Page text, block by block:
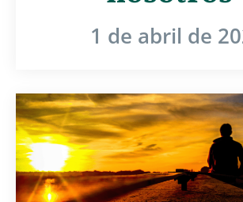
1 de abril de